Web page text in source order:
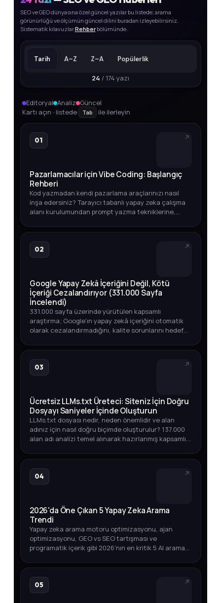
SEO ve GEO dünyasına özel güncel yazılar bu listede; arama
görünürlüğü ve ölçümün güncel dilini buradan izleyebilirsiniz.
Sistematik kılavuzlarRehber bölümünde.
Tarih A–Z Z–A Popülerlik
24 / 174 yazı
Editoryal Analiz Güncel
Kartı açın · listede
Tab ile ilerleyin
01
Pazarlamacılar için Vibe Coding: Başlangıç
Rehberi
Kod yazmadan kendi pazarlama araçlarınızı nasıl
inşa edersiniz? Tarayıcı tabanlı yapay zeka çalışma
alanı kurulumundan prompt yazma tekniklerine,
adım adım açıklıyoruz.
02
Google Yapay Zekâ İçeriğini Değil, Kötü
İçeriği Cezalandırıyor (331.000 Sayfa
İncelendi)
331.000 sayfa üzerinde yürütülen kapsamlı
araştırma; Google'ın yapay zekâ içeriğini otomatik
olarak cezalandırmadığını, kalite sorunlarını hedef
endeksleme oranları v…
03
Ücretsiz LLMs.txt Üreteci: Siteniz İçin Doğru
Dosyayı Saniyeler İçinde Oluşturun
LLMs.txt dosyası nedir, neden önemlidir ve alan
adınız için nasıl doğru biçimde oluşturulur? 137.000
alan adı analizi temel alınarak hazırlanmış kapsamlı
04
2026'da Öne Çıkan 5 Yapay Zeka Arama
Trendi
Yapay zeka arama motoru optimizasyonu, ajan
optimizasyonu, GEO vs SEO tartışması ve
programatik içerik gibi 2026'nın en kritik 5 AI arama
05